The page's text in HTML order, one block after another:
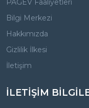
PAGEV Faaliyetleri
Bilgi Merkezi
Hakkımızda
Gizlilik İlkesi
İletişim
İLETİŞİM